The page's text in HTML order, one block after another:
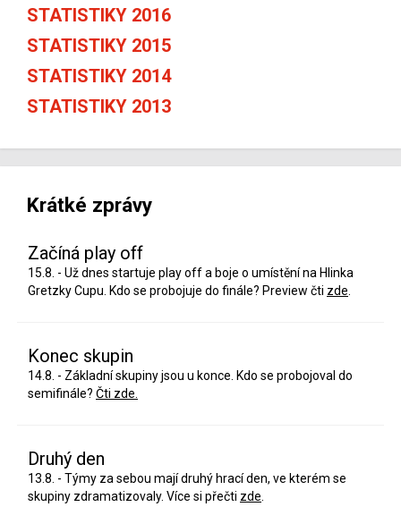
STATISTIKY 2016
STATISTIKY 2015
STATISTIKY 2014
STATISTIKY 2013
Krátké zprávy
Začíná play off
15.8. - Už dnes startuje play off a boje o umístění na Hlinka
Gretzky Cupu. Kdo se probojuje do finále? Preview čti zde
Konec skupin
14.8. - Základní skupiny jsou u konce. Kdo se probojoval do
semifinále? Čti zde.
Druhý den
13.8. - Týmy za sebou mají druhý hrací den, ve kterém se
skupiny zdramatizovaly. Více si přečti zde